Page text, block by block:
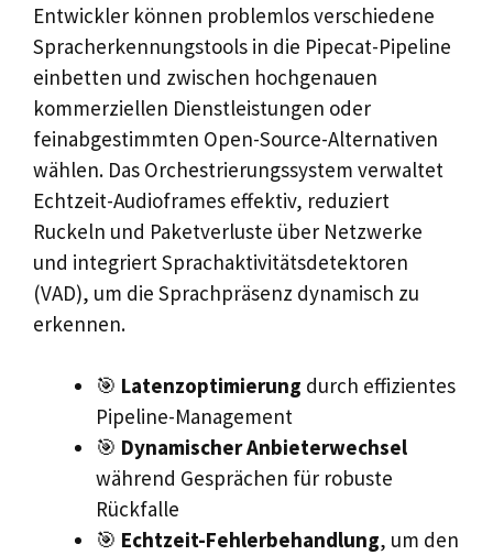
Entwickler können problemlos verschiedene
Spracherkennungstools in die Pipecat-Pipeline
einbetten und zwischen hochgenauen
kommerziellen Dienstleistungen oder
feinabgestimmten Open-Source-Alternativen
wählen. Das Orchestrierungssystem verwaltet
Echtzeit-Audioframes effektiv, reduziert
Ruckeln und Paketverluste über Netzwerke
und integriert Sprachaktivitätsdetektoren
(VAD), um die Sprachpräsenz dynamisch zu
erkennen.
🎯 Latenzoptimierung durch effizientes
Pipeline-Management
🎯 Dynamischer Anbieterwechsel
während Gesprächen für robuste
Rückfalle
🎯 Echtzeit-Fehlerbehandlung, um den